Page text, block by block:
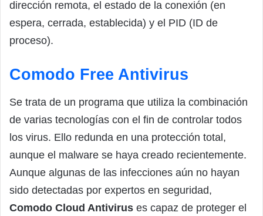
dirección remota, el estado de la conexión (en
espera, cerrada, establecida) y el PID (ID de
proceso).
Comodo Free Antivirus
Se trata de un programa que utiliza la combinación
de varias tecnologías con el fin de controlar todos
los virus. Ello redunda en una protección total,
aunque el malware se haya creado recientemente.
Aunque algunas de las infecciones aún no hayan
sido detectadas por expertos en seguridad,
Comodo Cloud Antivirus es capaz de proteger el